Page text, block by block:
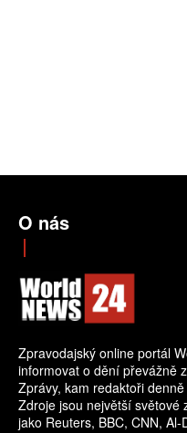
O nás
Zpravodajský online portál
informovat o dění převážně
Zprávy, kam redaktoři
Zdroje jsou největší světové
jako Reuters, BBC, CNN,